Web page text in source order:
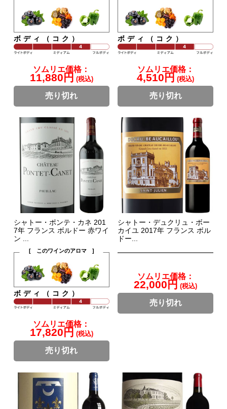
ボディ（コク）
ソムリエ価格：
11,880円 (税込)
売り切れ
ボディ（コク）
ソムリエ価格：
4,510円 (税込)
売り切れ
シャトー・ポンテ・カネ 201
7年 フランス ボルドー 赤ワイ
ン ...
[ このワインのアロマ ]
ボディ（コク）
ソムリエ価格：
17,820円 (税込)
売り切れ
シャトー・デュクリュ・ボー
カイユ 2017年 フランス ボル
ドー...
ソムリエ価格：
22,000円 (税込)
売り切れ